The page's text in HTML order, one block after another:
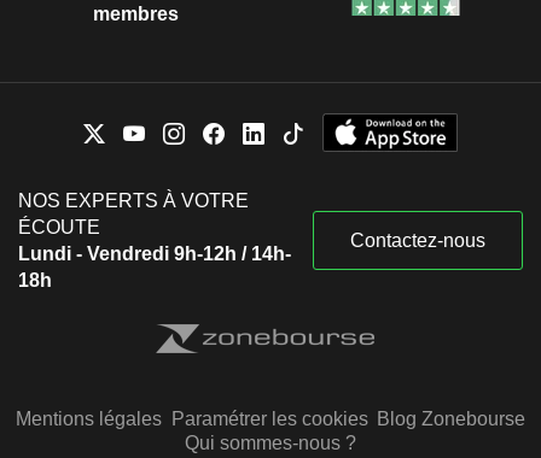
membres
NOS EXPERTS À VOTRE
ÉCOUTE
Lundi - Vendredi 9h-12h / 14h-
18h
Contactez-nous
Mentions légales Paramétrer les cookies Blog Zonebourse
Qui sommes-nous ?